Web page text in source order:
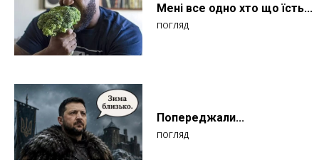
Мені все одно хто що їсть...
ПОГЛЯД
Попереджали...
ПОГЛЯД